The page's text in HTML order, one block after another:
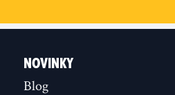
NOVINKY
Blog